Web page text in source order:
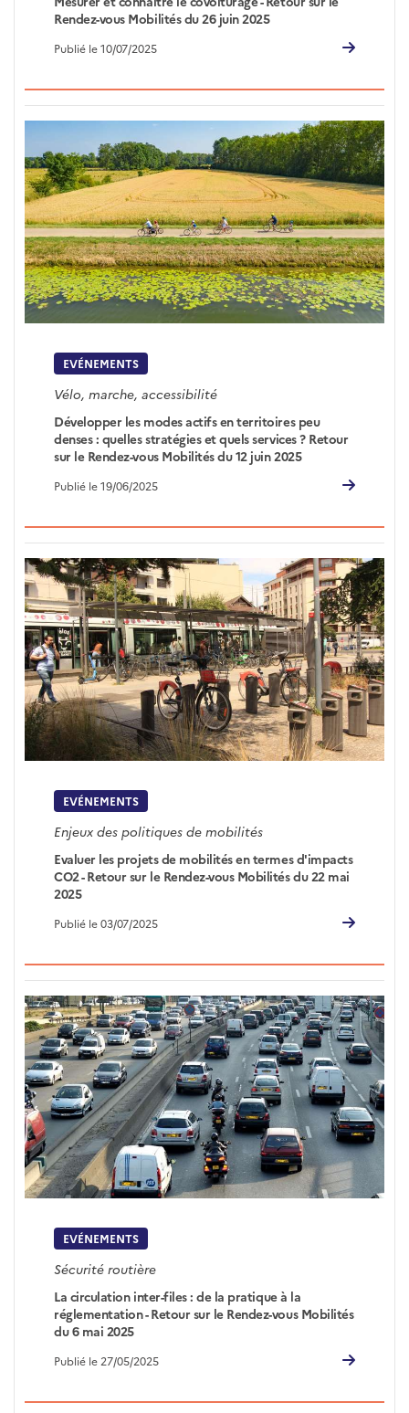
Rendez-vous Mobilités du 26 juin 2025
Publié le 10/07/2025
EVÉNEMENTS
Vélo, marche, accessibilité
Développer les modes actifs en territoires peu
denses : quelles stratégies et quels services ? Retour
sur le Rendez-vous Mobilités du 12 juin 2025
Publié le 19/06/2025
EVÉNEMENTS
Enjeux des politiques de mobilités
Evaluer les projets de mobilités en termes d'impacts
CO2 - Retour sur le Rendez-vous Mobilités du 22 mai
2025
Publié le 03/07/2025
EVÉNEMENTS
Sécurité routière
La circulation inter-files : de la pratique à la
réglementation - Retour sur le Rendez-vous Mobilités
du 6 mai 2025
Publié le 27/05/2025